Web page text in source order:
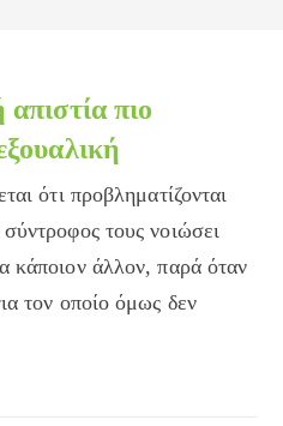
πιο
ότι προβληματίζονται
τους νοιώσει
κάποιον άλλον, παρά όταν
τον οποίο όμως δεν